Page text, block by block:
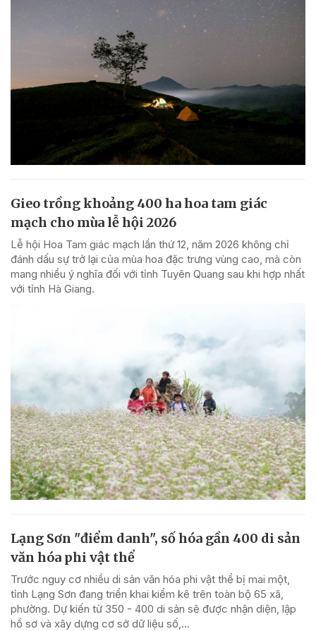
Gieo trồng khoảng 400 ha hoa tam giác
mạch cho mùa lễ hội 2026
Lễ hội Hoa Tam giác mạch lần thứ 12, năm 2026 không chỉ
đánh dấu sự trở lại của mùa hoa đặc trưng vùng cao, mà còn
mang nhiều ý nghĩa đối với tỉnh Tuyên Quang sau khi hợp nhất
với tỉnh Hà Giang.
Lạng Sơn "điểm danh", số hóa gần 400 di sản
văn hóa phi vật thể
Trước nguy cơ nhiều di sản văn hóa phi vật thể bị mai một,
tỉnh Lạng Sơn đang triển khai kiểm kê trên toàn bộ 65 xã,
phường. Dự kiến từ 350 - 400 di sản sẽ được nhận diện, lập
hồ sơ và xây dựng cơ sở dữ liệu số,...